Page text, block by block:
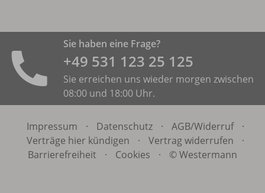
Sie haben eine Frage?
+49 531 ­123 25 125
Sie erreichen uns wieder morgen zwischen
08:00 und 18:00 Uhr.
Impressum · Datenschutz · AGB/Widerruf
·
Verträge hier kündigen
· Vertrag widerrufen
·
Barrierefreiheit
· Cookies · © Westermann